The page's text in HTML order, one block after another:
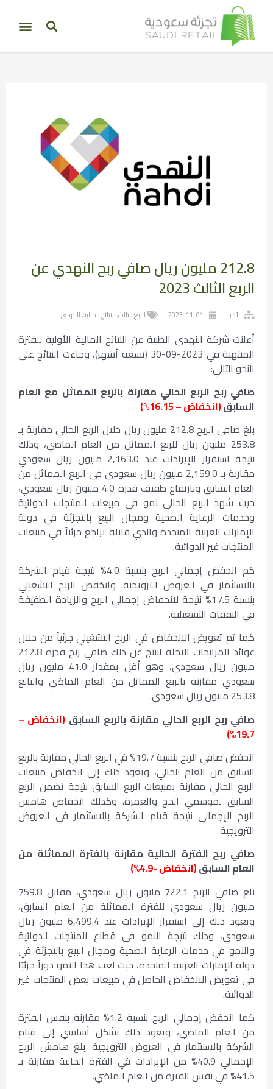
212.8 مليون ريال صافي ربح النهدي عن
الربع الثالث 2023
الأخبار 2023-11-01 الربع الثالث,النتائج المالية,النهدي
أعلنت شركة النهدي الطبية عن النتائج المالية الأولية للفترة
المنتهية في 2023-09-30 (تسعة أشهر)، وجاءت النتائج على
النحو التالي:
صافي ربح الربع الحالي مقارنة بالربع المماثل مع العام
السابق(انخفاض – 16.15%)
بلغ صافي الربح 212.8 مليون ريال خلال الربع الحالي مقارنة بـ
253.8 مليون ريال للربع المماثل من العام الماضي، وذلك
نتيجة استقرار الإيرادات عند 2,163.0 مليون ريال سعودي
مقارنة بـ 2,159.0 مليون ريال سعودي في الربع المماثل من
العام السابق وبارتفاع طفيف قدره 4.0 مليون ريال سعودي،
حيث شهد الربع الحالي نمو في مبيعات المنتجات الدوائية
وخدمات الرعاية الصحية ومجال البيع بالتجزئة في دولة
الإمارات العربية المتحدة والذي قابله تراجع جزئياً في مبيعات
المنتجات غير الدوائية.
كم انخفض إجمالي الربح بنسبة 4.0% نتيجة قيام الشركة
بالاستثمار في العروض الترويجية. وانخفض الربح التشغيلي
بنسبة 17.5% نتيجة لانخفاض إجمالي الربح والزيادة الطفيفة
في النفقات التشغيلية.
كما تم تعويض الانخفاض في الربح التشغيلي جزئياً من خلال
عوائد المرابحات الآجلة لينتج عن ذلك صافي ربح قدره 212.8
مليون ريال سعودي، وهو أقل بمقدار 41.0 مليون ريال
سعودي مقارنة بالربع المماثل من العام الماضي والبالغ
253.8 مليون ريال سعودي.
صافي ربح الربع الحالي مقارنة بالربع السابق (انخفاض –
19.7%)
انخفض صافي الربح بنسبة 19.7% في الربع الحالي مقارنة بالربع
السابق من العام الحالي، ويعود ذلك إلى انخفاض مبيعات
الربع الحالي مقارنة بمبيعات الربع السابق نتيجة تضمن الربع
السابق لموسمي الحج والعمرة. وكذلك انخفاض هامش
الربح الإجمالي نتيجة قيام الشركة بالاستثمار في العروض
الترويجية.
صافي ربح الفترة الحالية مقارنة بالفترة المماثلة من
العام السابق(انخفاض -4.9%)
بلغ صافي الربح 722.1 مليون ريال سعودي، مقابل 759.8
مليون ريال سعودي للفترة المماثلة من العام السابق،
ويعود ذلك إلى استقرار الإيرادات عند 6,499.4 مليون ريال
سعودي، وذلك نتيجة النمو في قطاع المنتجات الدوائية
والنمو في خدمات الرعاية الصحية ومجال البيع بالتجزئة في
دولة الإمارات العربية المتحدة، حيث لعب هذا النمو دوراً جزئيًا
في تعويض الانخفاض الحاصل في مبيعات بعض المنتجات غير
الدوائية.
كما انخفض إجمالي الربح بنسبة 1.2% مقارنة بنفس الفترة
من العام الماضي، ويعود ذلك بشكل أساسي إلى قيام
الشركة بالاستثمار في العروض الترويجية. بلغ هامش الربح
الإجمالي 40.9% من الإيرادات في الفترة الحالية مقارنة بـ
41.5% في نفس الفترة من العام الماضي.